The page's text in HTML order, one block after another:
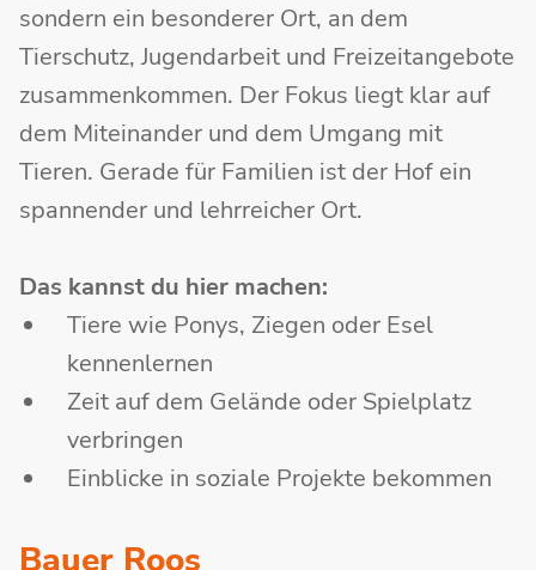
sondern ein besonderer Ort, an dem
Tierschutz, Jugendarbeit und Freizeitangebote
zusammenkommen. Der Fokus liegt klar auf
dem Miteinander und dem Umgang mit
Tieren. Gerade für Familien ist der Hof ein
spannender und lehrreicher Ort.
Das kannst du hier machen:
Tiere wie Ponys, Ziegen oder Esel
kennenlernen
Zeit auf dem Gelände oder Spielplatz
verbringen
Einblicke in soziale Projekte bekommen
Bauer Roos